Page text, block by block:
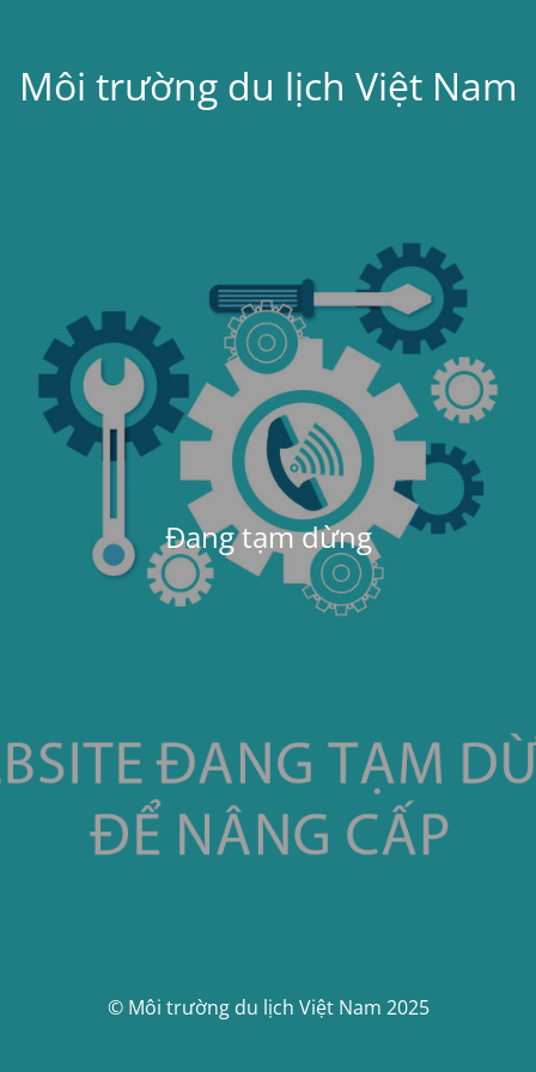
Môi trường du lịch Việt Nam
Đang tạm dừng
© Môi trường du lịch Việt Nam 2025